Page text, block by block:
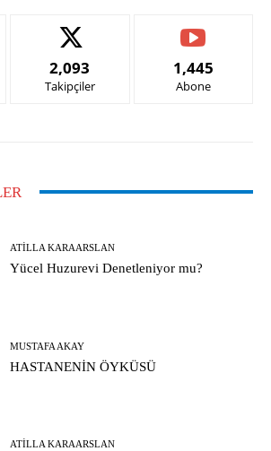
2,093
Takipçiler
1,445
Abone
ATILLA KARAARSLAN
Yücel Huzurevi Denetleniyor mu?
MUSTAFA AKAY
HASTANENİN ÖYKÜSÜ
ATILLA KARAARSLAN